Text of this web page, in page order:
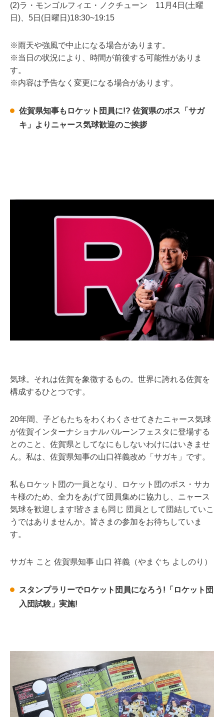
(2)ラ・モンゴルフィエ・ノクチューン 11月4日(土曜
日)、5日(日曜日)18:30~19:15
※雨天や強風で中止になる場合があります。
※当日の状況により、時間が前後する可能性がありま
す。
※内容は予告なく変更になる場合があります。
佐賀県知事もロケット団員に!? 佐賀県のボス「サガ
キ」よりニャース気球歓迎のご挨拶
気球。それは佐賀を象徴するもの。世界に誇れる佐賀を
構成するひとつです。
20年間、子どもたちをわくわくさせてきたニャース気球
が佐賀インターナショナルバルーンフェスタに登場する
とのこと、佐賀県としてなにもしないわけにはいきませ
ん。私は、佐賀県知事の山口祥義改め「サガキ」です。
私もロケット団の一員となり、ロケット団のボス・サカ
キ様のため、全力をあげて団員集めに協力し、ニャース
気球を歓迎します!皆さまも同じ 団員として団結していこ
うではありませんか。皆さまの参加をお待ちしていま
す。
サガキ こと 佐賀県知事 山口 祥義（やまぐち よしのり）
スタンプラリーでロケット団員になろう!「ロケット団
入団試験」実施!